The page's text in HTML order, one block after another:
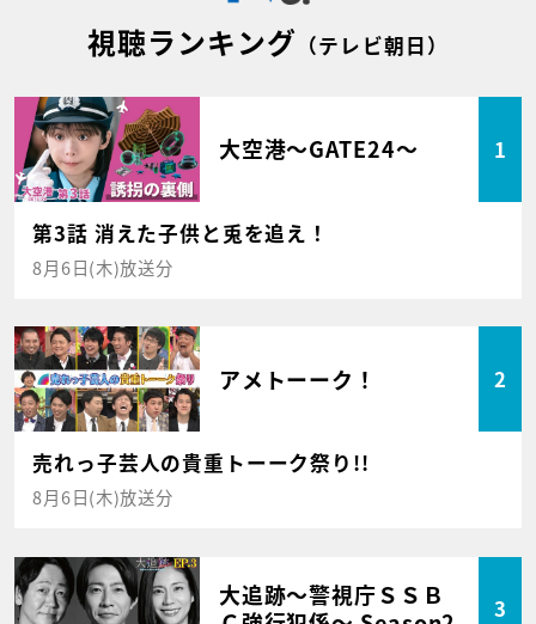
視聴ランキング （テレビ朝日）
大空港～GATE24～ 1
第3話 消えた子供と兎を追え！
8月6日(木)放送分
アメトーーク！ 2
売れっ子芸人の貴重トーーク祭り!!
8月6日(木)放送分
大追跡～警視庁ＳＳＢ
3